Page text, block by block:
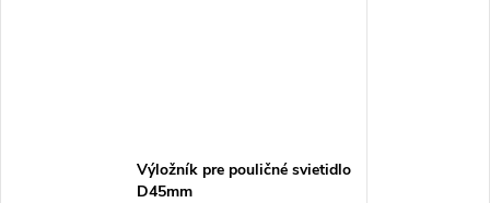
Výložník pre pouličné svietidlo
D45mm